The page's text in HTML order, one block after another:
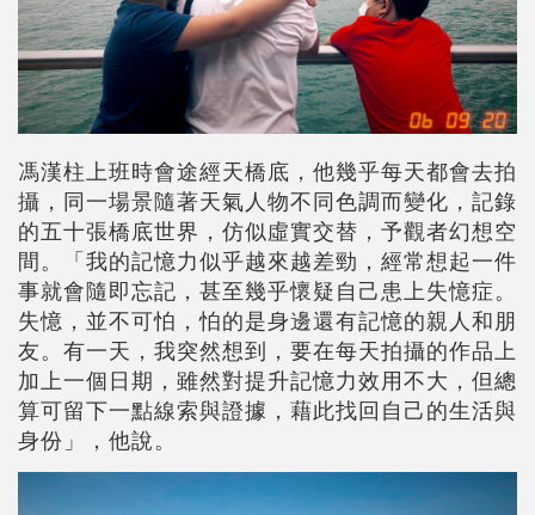
馮漢柱上班時會途經天橋底，他幾乎每天都會去拍
攝，同一場景隨著天氣人物不同色調而變化，記錄
的五十張橋底世界，仿似虛實交替，予觀者幻想空
間。「我的記憶力似乎越來越差勁，經常想起一件
事就會隨即忘記，甚至幾乎懷疑自己患上失憶症。
失憶，並不可怕，怕的是身邊還有記憶的親人和朋
友。有一天，我突然想到，要在每天拍攝的作品上
加上一個日期，雖然對提升記憶力效用不大，但總
算可留下一點線索與證據，藉此找回自己的生活與
身份」，他說。